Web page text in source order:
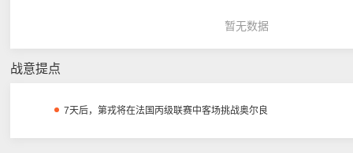
暂无数据
战意提点
7天后，第戎将在法国丙级联赛中客场挑战奥尔良